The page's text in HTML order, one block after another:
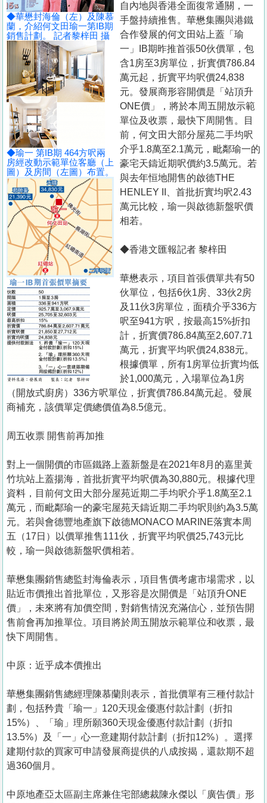
手
冊
關
我
們
◆華懋封海倫（左）及陳慕
蘭，介紹何文田瑜一第IB期
銷售計劃。 記者黎梓田 攝
◆瑜一 第IB期 464方呎兩
房經改動示範單位客廳（上
圖）及房間（左圖）布置。
自內地與香港全面復常通關，一
手盤持續推售。華懋集團與港鐵
合作發展的何文田站上蓋「瑜
一」IB期昨推首張50伙價單，包
含1房至3房單位，折實價786.84
萬元起，折實平均呎價24,838
元。發展商形容開價是「站頂升
ONE價」，將於本周五開放示範
單位及收票，最快下周開售。目
前，何文田大部分屋苑二手均呎
介乎1.8萬至2.1萬元，毗鄰瑜一的
豪宅天鑄近期呎價約3.5萬元。若
與去年恒地開售的啟德THE
HENLEY II、首批折實均呎2.43
萬元比較，瑜一與啟德新盤呎價
相若。
◆香港文匯報記者 黎梓田
華懋表示，項目首張價單共有50
伙單位，包括6伙1房、33伙2房
及11伙3房單位，面積介乎336方
呎至941方呎，按最高15%折扣
計，折實價786.84萬至2,607.71
萬元，折實平均呎價24,838元。
根據價單，所有1房單位折實均低
於1,000萬元，入場單位為1房
（開放式廚房）336方呎單位，折實價786.84萬元起。發展
商補充，該價單定價總價值為8.5億元。
周五收票 開售前再加推
對上一個開價的市區鐵路上蓋新盤是在2021年8月的嘉里黃
竹坑站上蓋揚海，首批折實平均呎價為30,880元。根據代理
資料，目前何文田大部分屋苑近期二手均呎介乎1.8萬至2.1
萬元，而毗鄰瑜一的豪宅屋苑天鑄近期二手均呎則約為3.5萬
元。若與會德豐地產旗下啟德MONACO MARINE落實本周
五（17日）以價單推售111伙，折實平均呎價25,743元比
較，瑜一與啟德新盤呎價相若。
華懋集團銷售總監封海倫表示，項目售價考慮市場需求，以
貼近市價推出首批單位，又形容是次開價是「站頂升ONE
價」，未來將有加價空間，對銷售情況充滿信心，並預告開
售前會再加推單位。項目將於周五開放示範單位和收票，最
快下周開售。
中原：近乎成本價推出
華懋集團銷售總經理陳慕蘭則表示，首批價單有三種付款計
劃，包括矜貴「瑜一」120天現金優惠付款計劃（折扣
15%）、「瑜」理所願360天現金優惠付款計劃（折扣
13.5%）及「一」心一意建期付款計劃（折扣12%）。選擇
建期付款的買家可申請發展商提供的八成按揭，還款期不超
過360個月。
中原地產亞太區副主席兼住宅部總裁陳永傑以「廣告價」形